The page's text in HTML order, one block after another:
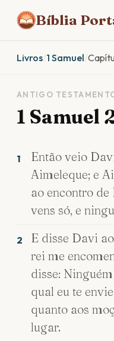
Bíblia
Livros/1 Samuel/
ANTIGO
1 Samuel
1
Então veio
Aimeleque; e
ao encontro de
vens só, e
2
E disse Davi
rei me
disse:
qual eu te
quanto aos
lugar.